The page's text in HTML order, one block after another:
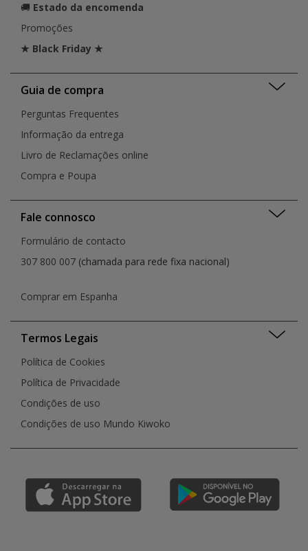
🚚 Estado da encomenda
Promoções
★ Black Friday ★
Guia de compra
Perguntas Frequentes
Informação da entrega
Livro de Reclamações online
Compra e Poupa
Fale connosco
Formulário de contacto
307 800 007 (chamada para rede fixa nacional)
Comprar em Espanha
Termos Legais
Política de Cookies
Política de Privacidade
Condições de uso
Condições de uso Mundo Kiwoko